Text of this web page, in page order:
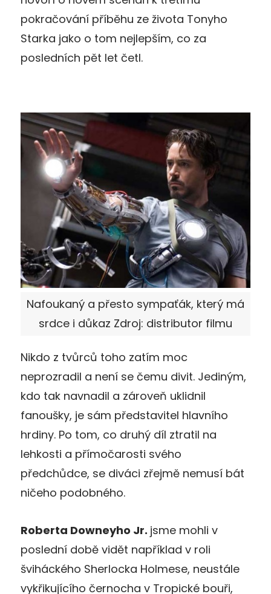
pokračování příběhu ze života Tonyho
Starka jako o tom nejlepším, co za
posledních pět let četl.
Nafoukaný a přesto sympaťák, který má
srdce i důkaz Zdroj: distributor filmu
Nikdo z tvůrců toho zatím moc
neprozradil a není se čemu divit. Jediným,
kdo tak navnadil a zároveň uklidnil
fanoušky, je sám představitel hlavního
hrdiny. Po tom, co druhý díl ztratil na
lehkosti a přímočarosti svého
předchůdce, se diváci zřejmě nemusí bát
ničeho podobného.
Roberta Downeyho Jr. jsme mohli v
poslední době vidět například v roli
šviháckého Sherlocka Holmese, neustále
vykřikujícího černocha v Tropické bouři,